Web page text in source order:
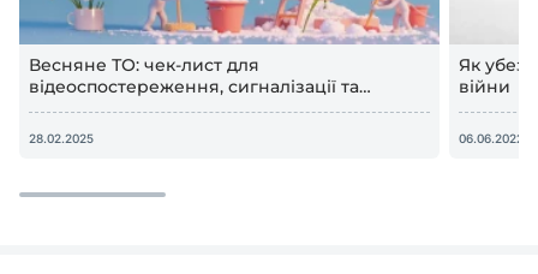
Весняне ТО: чек-лист для
відеоспостереження, сигналізації та
контролю доступу
28.02.2025
Як
війни
06.06.2022